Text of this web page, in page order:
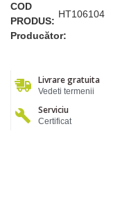
COD
PRODUS:
HT106104
Producător:
Livrare gratuita
Vedeti termenii
Serviciu
Certificat